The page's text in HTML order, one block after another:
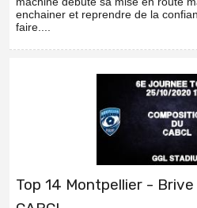
enchainer et reprendre de la
faire....
Top 14 Montpellier -